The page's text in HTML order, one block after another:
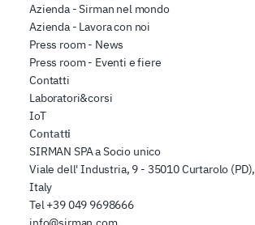
Azienda - Sirman nel mondo
Azienda - Lavora con noi
Press room - News
Press room - Eventi e fiere
Contatti
Laboratori&corsi
IoT
Contatti
SIRMAN SPA a Socio unico
Viale dell' Industria, 9 - 35010 Curtarolo (PD),
Italy
Tel+39 049 9698666